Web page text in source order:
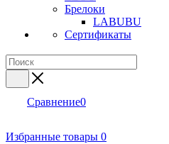
Брелоки
LABUBU
Сертификаты
Сравнение0
Избранные товары 0